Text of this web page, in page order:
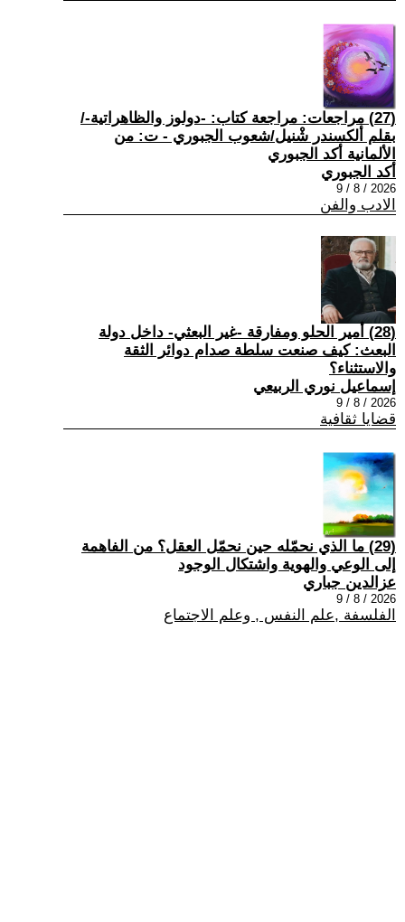
(27) مراجعات: مراجعة كتاب: -دولوز والظاهراتية-/
بقلم ألكسندر شْنيل/شعوب الجبوري - ت: من
الألمانية أكد الجبوري
أكد الجبوري
2026 / 8 / 9
الادب والفن
(28) أمير الحلو ومفارقة -غير البعثي- داخل دولة
البعث: كيف صنعت سلطة صدام دوائر الثقة
والاستثناء؟
إسماعيل نوري الربيعي
2026 / 8 / 9
قضايا ثقافية
(29) ما الذي نحمّله حين نحمّل العقل؟ من الفاهمة
إلى الوعي والهوية واشتكال الوجود
عزالدين جباري
2026 / 8 / 9
الفلسفة ,علم النفس , وعلم الاجتماع